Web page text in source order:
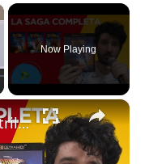
Now Playing
×
Unboxing della trilogia Ritorno al futuro – Edizioni Plaion Pictures 4K UHD di Marzo 2026